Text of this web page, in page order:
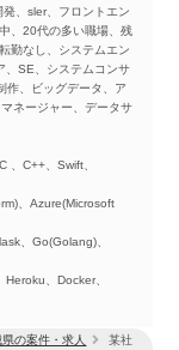
の案件・求人
某社
、sler、フロントエン
、20代の多い職場、残
勤なし、システムエン
、SE、システムコンサ
作、ビッグデータ、ア
ネージャー、データサ
、C++、Swift、
、Azure(Microsoft
、Go(Golang)、
、Docker、